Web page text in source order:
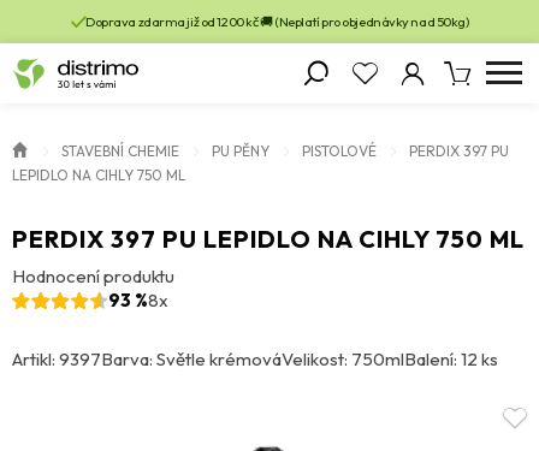
Doprava zdarma již od 1200 kč 🚚 (Neplatí pro objednávky nad 50kg)
STAVEBNÍ CHEMIE PU PĚNY PISTOLOVÉ
PERDIX 397 PU
LEPIDLO NA CIHLY 750 ML
PERDIX 397 PU LEPIDLO NA CIHLY 750 ML
Hodnocení produktu
93 %8x
Artikl: 9397Barva: Světle krémováVelikost: 750mlBalení: 12 ks